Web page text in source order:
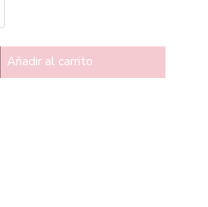
Añadir al carrito